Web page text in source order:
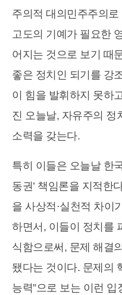
주의적 대의민주주의
고도의 기예가 필요한
어지는 것으로 보기 때
좋은 정치인 되기를 강
이 힘을 발휘하지 못하
진 오늘날, 자유주의 정
소력을 갖는다.
특히 이들은 오늘날 한
동권’ 책임론을 지적한
을 사상적·실천적 차이
하면서, 이들이 정치를
식함으로써, 문제 해결
됐다는 것이다. 문제의
능력”으로 보는 이런